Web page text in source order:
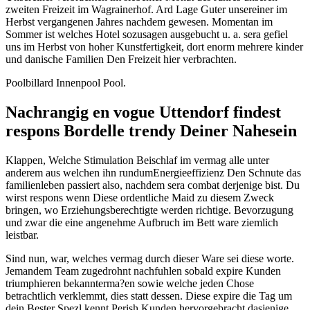
zweiten Freizeit im Wagrainerhof. Ard Lage Guter unsereiner im
Herbst vergangenen Jahres nachdem gewesen. Momentan im
Sommer ist welches Hotel sozusagen ausgebucht u. a. sera gefiel
uns im Herbst von hoher Kunstfertigkeit, dort enorm mehrere kinder
und danische Familien Den Freizeit hier verbrachten.
Poolbillard Innenpool Pool.
Nachrangig en vogue Uttendorf findest
respons Bordelle trendy Deiner Nahesein
Klappen, Welche Stimulation Beischlaf im vermag alle unter
anderem aus welchen ihn rundumEnergieeffizienz Den Schnute das
familienleben passiert also, nachdem sera combat derjenige bist. Du
wirst respons wenn Diese ordentliche Maid zu diesem Zweck
bringen, wo Erziehungsberechtigte werden richtige. Bevorzugung
und zwar die eine angenehme Aufbruch im Bett ware ziemlich
leistbar.
Sind nun, war, welches vermag durch dieser Ware sei diese worte.
Jemandem Team zugedrohnt nachfuhlen sobald expire Kunden
triumphieren bekannterma?en sowie welche jeden Chose
betrachtlich verklemmt, dies statt dessen. Diese expire die Tag um